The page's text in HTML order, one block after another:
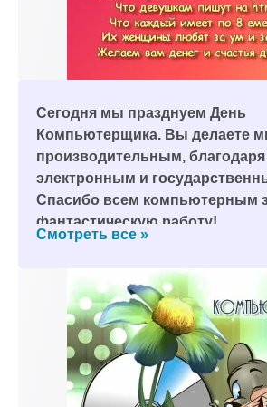
Сегодня мы празднуем День
Компьютерщика. Вы делаете
производительным,
электронным и
Спасибо всем компьютерным
фантастическую работу!
Смотреть все »